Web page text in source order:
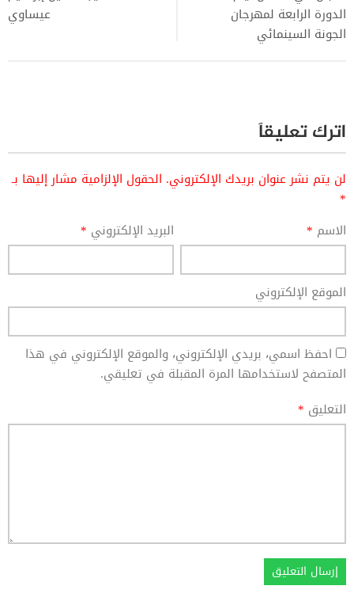
الدورة الرابعة لمهرجان
الجونة السينمائي
عيساوي
اترك تعليقاً
لن يتم نشر عنوان بريدك الإلكتروني. الحقول الإلزامية مشار إليها بـ
*
الاسم * البريد الإلكتروني *
الموقع الإلكتروني
احفظ اسمي، بريدي الإلكتروني، والموقع الإلكتروني في هذا
المتصفح لاستخدامها المرة المقبلة في تعليقي.
التعليق *